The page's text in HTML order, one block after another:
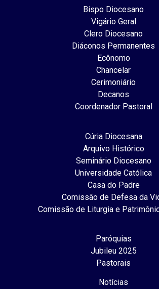
Bispo Diocesano
Vigário Geral
Clero Diocesano
Diáconos Permanentes
Ecônomo
Chancelar
Cerimoniário
Decanos
Coordenador Pastoral
Cúria Diocesana
Arquivo Histórico
Seminário Diocesano
Universidade Católica
Casa do Padre
Comissão de Defesa da
Comissão de Liturgia e
Paróquias
Jubileu 2025
Pastorais
Notícias